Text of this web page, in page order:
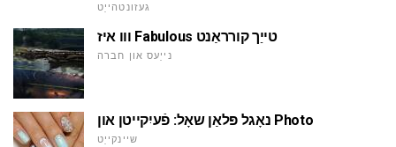
געזונטהייַט
ווו איז Fabulous טייַך קורראַנט
נייַעס און חברה
נאָגל פּלאַן שאָל: פֿעיִקייטן און Photo
שיינקייַט